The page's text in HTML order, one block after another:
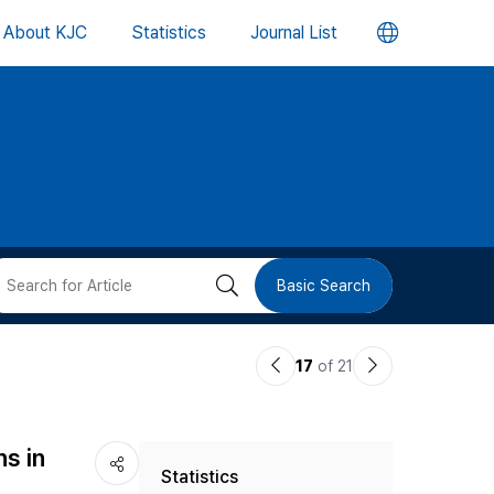
About KJC Statistics Journal List 언
버
검 Basic Search
이17 of 21
다
in
Statistics